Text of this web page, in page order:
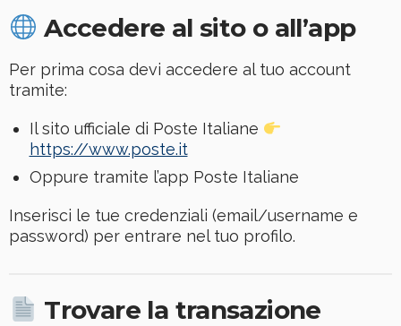
Accedere al sito o all’app
Per prima cosa devi accedere al tuo account
tramite:
Il sito ufficiale di Poste Italiane
https://www.poste.it
Oppure tramite l’app Poste Italiane
Inserisci le tue credenziali (email/username e
password) per entrare nel tuo profilo.
Trovare la transazione